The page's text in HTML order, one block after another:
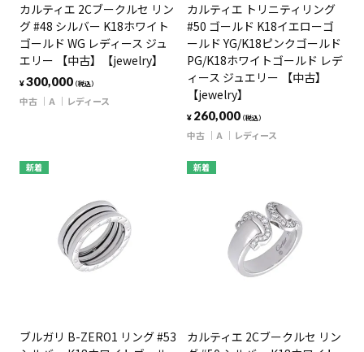
カルティエ 2Cブークルセ リン
グ #48 シルバー K18ホワイト
ゴールド WG レディース ジュ
エリー 【中古】【jewelry】
¥300,000（税込）
中古 A レディース
カルティエ トリニティリング
#50 ゴールド K18イエローゴ
ールド YG/K18ピンクゴールド
PG/K18ホワイトゴールド レデ
ィース ジュエリー 【中古】
【jewelry】
¥ 260,000（税込）
中古 A レディース
新着
ブルガリ B-ZERO1 リング #53
新着
カルティエ 2Cブークルセ リン